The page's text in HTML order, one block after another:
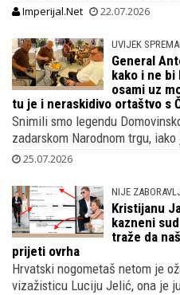
Imperijal.Net 22.07.2026
UVIJEK
General
kako i ne bi
osami uz
tu je i neraskidivo ortaštvo s
Snimili smo legendu
zadarskom Narodnom trgu,
25.07.2026
NIJE
Kristijanu
kazneni
traže da
prijeti ovrha
Hrvatski nogometaš netom je
vizažisticu Luciju Jelić, ona je